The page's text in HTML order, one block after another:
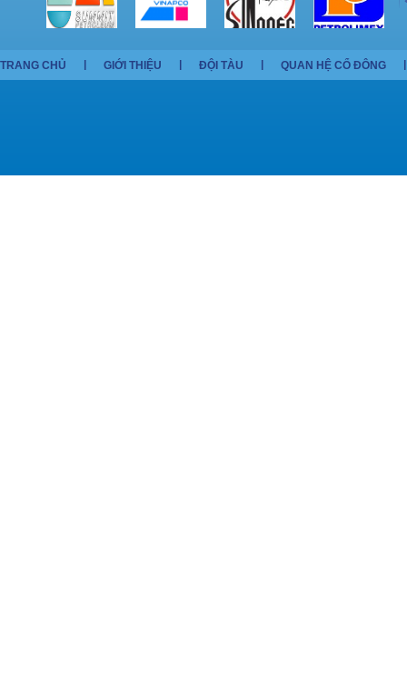
TRANG CHỦ GIỚI THIỆU ĐỘI TÀU QUAN HỆ CỔ ĐÔNG